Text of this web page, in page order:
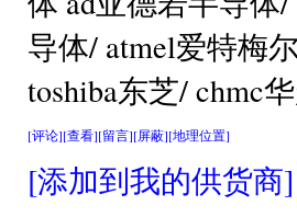
导体/ atmel爱特梅
toshiba东芝/ chmc
[评论][查看][留言][屏蔽][地理位置]
[添加到我的供货商]